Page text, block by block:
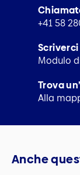
+41 58
Scriverci
Modulo
Trova
Alla
Anche